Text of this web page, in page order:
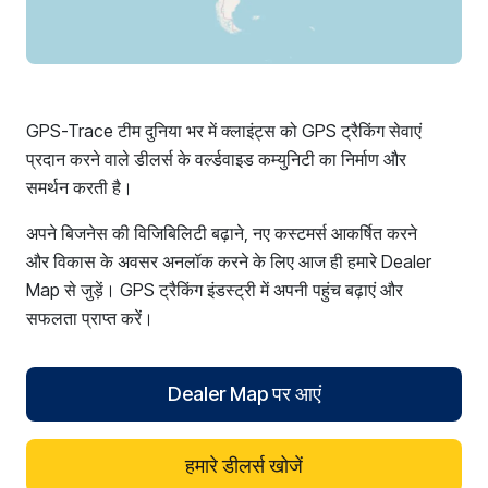
GPS-Trace टीम दुनिया भर में क्लाइंट्स को GPS ट्रैकिंग सेवाएं
प्रदान करने वाले डीलर्स के वर्ल्डवाइड कम्युनिटी का निर्माण और
समर्थन करती है।
अपने बिजनेस की विजिबिलिटी बढ़ाने, नए कस्टमर्स आकर्षित करने
और विकास के अवसर अनलॉक करने के लिए आज ही हमारे Dealer
Map से जुड़ें। GPS ट्रैकिंग इंडस्ट्री में अपनी पहुंच बढ़ाएं और
सफलता प्राप्त करें।
Dealer Map पर आएं
हमारे डीलर्स खोजें